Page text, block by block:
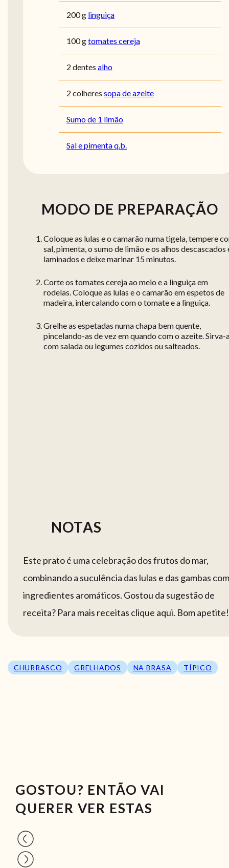
200 g linguiça
100 gtomates cereja
2 dentes alho
2 colheres sopa de azeite
Sumo de 1 limão
Sal e pimenta q.b.
MODO DE PREPARAÇÃO
Coloque as lulas e o camarão numa tigela, tempere
sal, pimenta, o sumo de limão e os alhos descascados
laminados e deixe marinar 15 minutos.
Corte os tomates cereja ao meio e a linguiça em
rodelas. Coloque as lulas e o camarão em espetos de
madeira, intercalando com o tomate e a linguiça.
Grelhe as espetadas numa chapa bem quente,
pincelando-as de vez em quando com o azeite. Sirva-
com salada ou legumes cozidos ou salteados.
NOTAS
Este prato é uma celebração dos frutos do mar,
combinando a suculência das lulas e das gambas com
ingredientes aromáticos. Gostou da sugestão de
receita? Para mais receitas clique aqui. Bom apetite!
CHURRASCO GRELHADOS NA BRASA TÍPICO
GOSTOU? ENTÃO VAI
QUERER VER ESTAS